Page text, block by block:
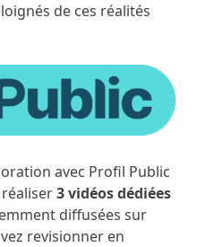
de ces réalités
avec Profil Public
réaliser3 vidéos dédiées
diffusées sur
revisionner en